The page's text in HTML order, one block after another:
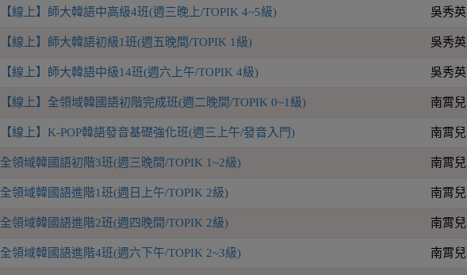
【線上】師大韓語中高級4班(週三晚上/TOPIK 4~5級) 吳秀英
【線上】師大韓語初級1班(週五晚間/TOPIK 1級) 吳秀英
【線上】師大韓語中級14班(週六上午/TOPIK 4級) 吳秀英
【線上】全領域韓國語初階完成班(週二晚間/TOPIK 0~1級) 南霄兒
【線上】K-POP韓語發音基礎強化班(週三上午/發音入門) 南霄兒
全領域韓國語初階3班(週三晚間/TOPIK 1~2級) 南霄兒
全領域韓國語進階1班(週日上午/TOPIK 2級) 南霄兒
全領域韓國語進階2班(週四晚間/TOPIK 2級) 南霄兒
全領域韓國語進階4班(週六下午/TOPIK 2~3級) 南霄兒